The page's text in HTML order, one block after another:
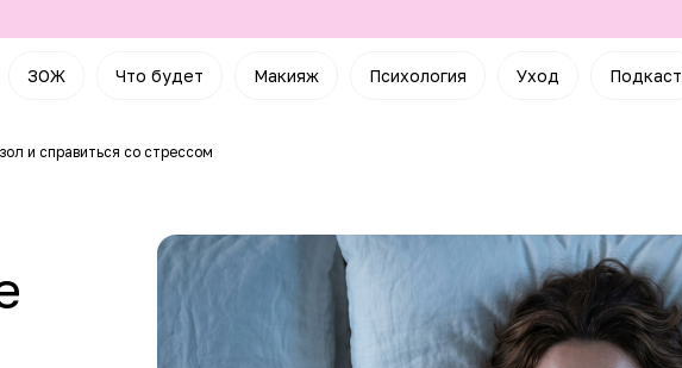
ЗОЖ Что будет Макияж Психология Уход Подкаст
и справиться со стрессом